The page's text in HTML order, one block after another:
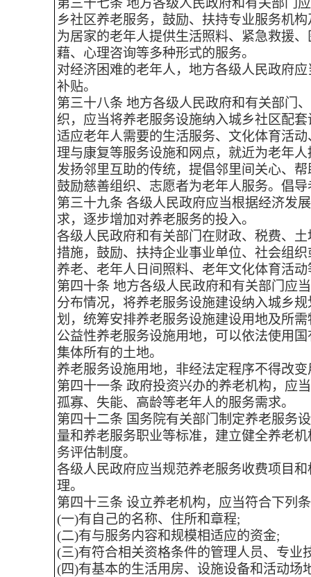
第三十七条 地方各级人民政府和有关部门
乡社区养老服务，鼓励、扶持专业服务机
为居家的老年人提供生活照料、紧急救援
藉、心理咨询等多种形式的服务。
对经济困难的老年人，地方各级人民政府
补贴。
第三十八条 地方各级人民政府和有关部门
织，应当将养老服务设施纳入城乡社区配
适应老年人需要的生活服务、文化体育活
理与康复等服务设施和网点，就近为老年
发扬邻里互助的传统，提倡邻里间关心、
鼓励慈善组织、志愿者为老年人服务。倡
第三十九条 各级人民政府应当根据经济发
求，逐步增加对养老服务的投入。
各级人民政府和有关部门在财政、税费、
措施，鼓励、扶持企业事业单位、社会组
养老、老年人日间照料、老年文化体育活动
第四十条 地方各级人民政府和有关部门应
分布情况，将养老服务设施建设纳入城乡
划，统筹安排养老服务设施建设用地及所需
公益性养老服务设施用地，可以依法使用
集体所有的土地。
养老服务设施用地，非经法定程序不得改变
第四十一条 政府投资兴办的养老机构，应
孤寡、失能、高龄等老年人的服务需求。
第四十二条 国务院有关部门制定养老服务
量和养老服务职业等标准，建立健全养老
务评估制度。
各级人民政府应当规范养老服务收费项目
理。
第四十三条 设立养老机构，应当符合下列
(一)有自己的名称、住所和章程;
(二)有与服务内容和规模相适应的资金;
(三)有符合相关资格条件的管理人员、专业
(四)有基本的生活用房、设施设备和活动场